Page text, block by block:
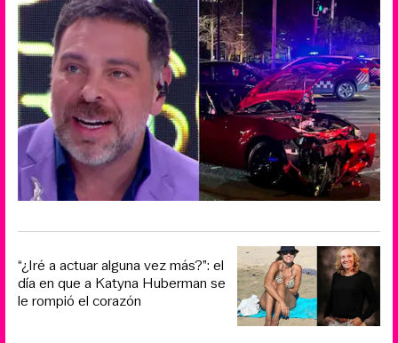
“¿Iré a actuar alguna vez más?”: el
día en que a Katyna Huberman se
le rompió el corazón